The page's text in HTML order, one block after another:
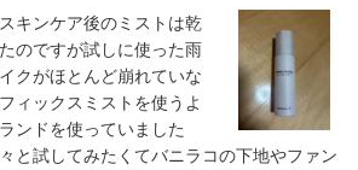
キンケア後のミストは乾
のですが試しに使った雨
クがほとんど崩れていな
ィックスミストを使うよ
ンドを使っていました
と試してみたくてバニラコの下地やファン